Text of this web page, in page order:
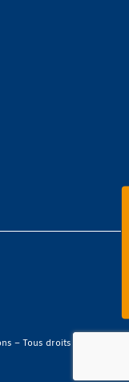
– Tous droits réservés